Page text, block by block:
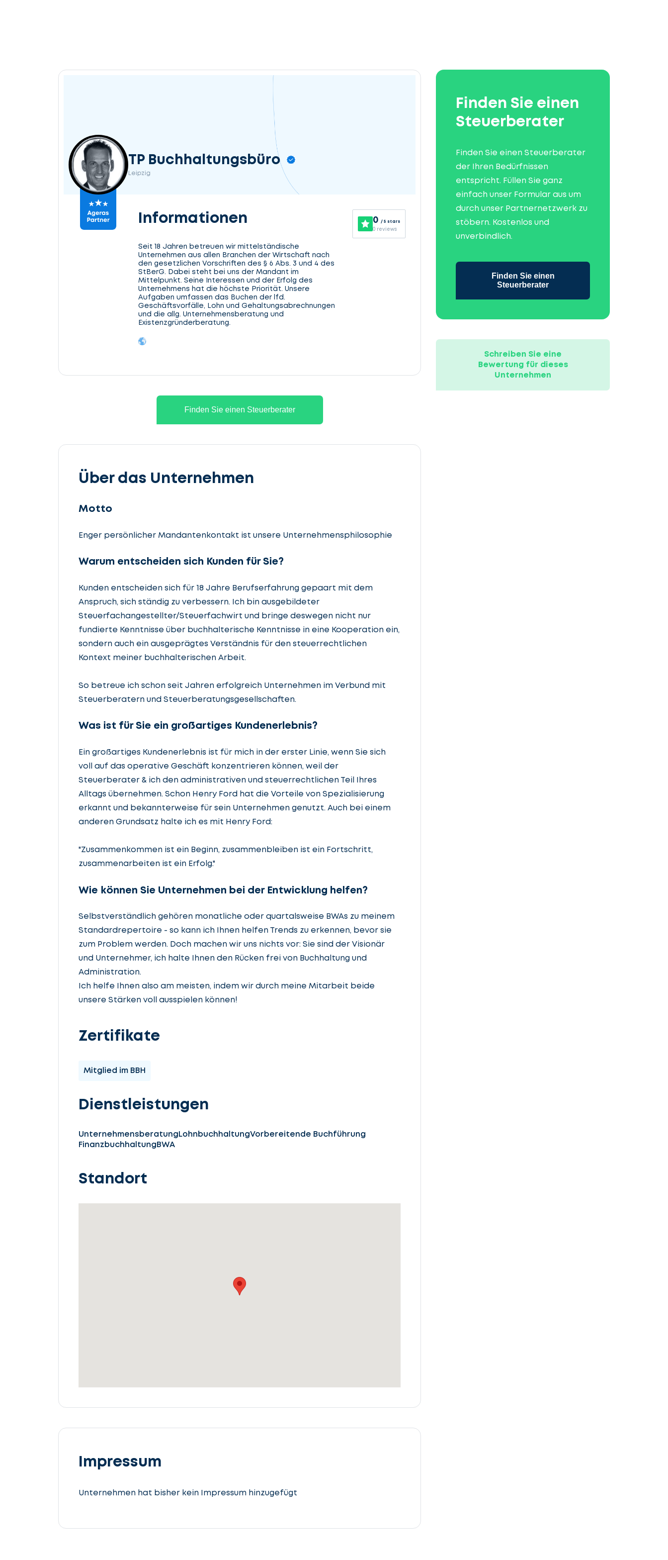
TP Buchhaltungsbüro
Leipzig
0 / 5 stars
0 reviews
Informationen
Seit 18 Jahren betreuen wir mittelständische
Unternehmen aus allen Branchen der Wirtschaft nach
den gesetzlichen Vorschriften des § 6 Abs. 3 und 4 des
StBerG. Dabei steht bei uns der Mandant im
Mittelpunkt. Seine Interessen und der Erfolg des
Unternehmens hat die höchste Priorität. Unsere
Aufgaben umfassen das Buchen der lfd.
Geschäftsvorfälle, Lohn und Gehaltungsabrechnungen
und die allg. Unternehmensberatung und
Existenzgründerberatung.
Finden Sie einen Steuerberater
Über das Unternehmen
Motto
Enger persönlicher Mandantenkontakt ist unsere Unternehmensphilosophie
Warum entscheiden sich Kunden für Sie?
Kunden entscheiden sich für 18 Jahre Berufserfahrung gepaart mit dem
Anspruch, sich ständig zu verbessern. Ich bin ausgebildeter
Steuerfachangestellter/Steuerfachwirt und bringe deswegen nicht nur
fundierte Kenntnisse über buchhalterische Kenntnisse in eine Kooperation ein,
sondern auch ein ausgeprägtes Verständnis für den steuerrechtlichen
Kontext meiner buchhalterischen Arbeit.
So betreue ich schon seit Jahren erfolgreich Unternehmen im Verbund mit
Steuerberatern und Steuerberatungsgesellschaften.
Was ist für Sie ein großartiges Kundenerlebnis?
Ein großartiges Kundenerlebnis ist für mich in der erster Linie, wenn Sie sich
voll auf das operative Geschäft konzentrieren können, weil der
Steuerberater & ich den administrativen und steuerrechtlichen Teil Ihres
Alltags übernehmen. Schon Henry Ford hat die Vorteile von Spezialisierung
erkannt und bekannterweise für sein Unternehmen genutzt. Auch bei einem
anderen Grundsatz halte ich es mit Henry Ford:
"Zusammenkommen ist ein Beginn, zusammenbleiben ist ein Fortschritt,
zusammenarbeiten ist ein Erfolg."
Wie können Sie Unternehmen bei der Entwicklung helfen?
Selbstverständlich gehören monatliche oder quartalsweise BWAs zu meinem
Standardrepertoire - so kann ich Ihnen helfen Trends zu erkennen, bevor sie
zum Problem werden. Doch machen wir uns nichts vor: Sie sind der Visionär
und Unternehmer, ich halte Ihnen den Rücken frei von Buchhaltung und
Administration.
Ich helfe Ihnen also am meisten, indem wir durch meine Mitarbeit beide
unsere Stärken voll ausspielen können!
Zertifikate
Mitglied im BBH
Dienstleistungen
Unternehmensberatung LohnbuchhaltungVorbereitende Buchführung
Finanzbuchhaltung BWA
Standort
Impressum
Unternehmen hat bisher kein Impressum hinzugefügt
Finden Sie einen
Steuerberater
Finden Sie einen Steuerberater
der Ihren Bedürfnissen
entspricht. Füllen Sie ganz
einfach unser Formular aus um
durch unser Partnernetzwerk zu
stöbern. Kostenlos und
unverbindlich.
Finden Sie einen
Steuerberater
Schreiben Sie eine
Bewertung für dieses
Unternehmen
beginnen
beginnen